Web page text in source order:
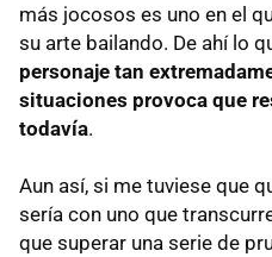
más jocosos es uno en el
su arte bailando. De ahí lo
personaje tan
situaciones provoca que
todavía.
Aun así, si me tuviese que
sería con uno que
que superar una serie de